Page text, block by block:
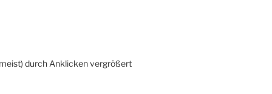
durch Anklicken vergrößert